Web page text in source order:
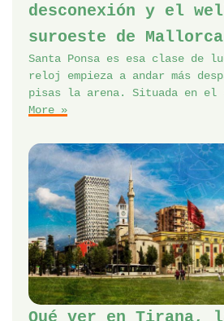
desconexión y el
suroeste de Mallorca
Santa Ponsa es esa clase de
reloj empieza a andar más
pisas la arena. Situada en el
More »